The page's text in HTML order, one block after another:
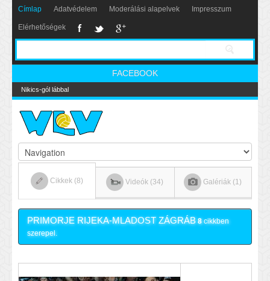
Címlap Adatvédelem Moderálási alapelvek Impresszum
Elérhetőségek
FACEBOOK
Nikics-gól lábbal
Cikkek (8) Videók (34) Galériák (1)
PRIMORJE RIJEKA-MLADOST ZÁGRÁB 8cikkben
szerepel.